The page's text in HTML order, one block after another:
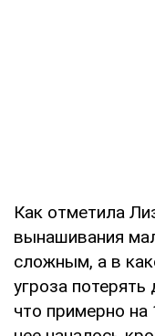
Как отметила
вынашивания
сложным, а в
угроза потерять
что примерно на